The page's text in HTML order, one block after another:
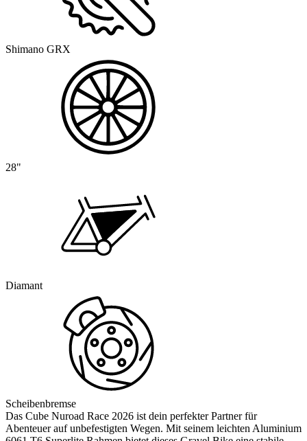
Shimano GRX
28"
Diamant
Scheibenbremse
Das Cube Nuroad Race 2026 ist dein perfekter Partner für
Abenteuer auf unbefestigten Wegen. Mit seinem leichten Aluminium